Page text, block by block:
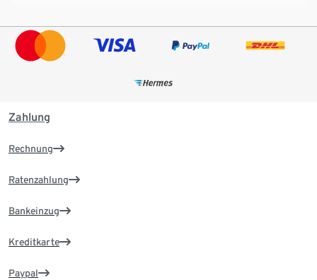
Zahlung
Rechnung
Ratenzahlung
Bankeinzug
Kreditkarte
Paypal